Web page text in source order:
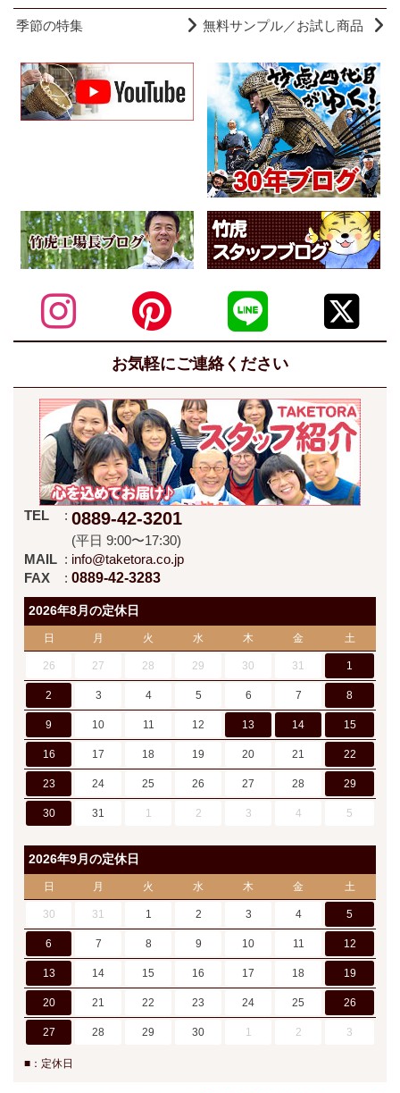
季節の特集 無料サンプル／お試し商品
お気軽にご連絡ください
TEL 0889-42-3201
(平日 9:00〜17:30)
MAIL
info@taketora.co.jp
FAX
0889-42-3283
2026年8月の定休日
日 月 火 水 木 金 土
26 27 28 29 30 31 1
2 3 4 5 6 7 8
9 10 11 12 13 14 15
16 17 18 19 20 21 22
23 24 25 26 27 28 29
30 31 1 2 3 4 5
2026年9月の定休日
日 月 火 水 木 金 土
30 31 1 2 3 4 5
6 7 8 9 10 11 12
13 14 15 16 17 18 19
20 21 22 23 24 25 26
27 28 29 30 1 2 3
■：定休日